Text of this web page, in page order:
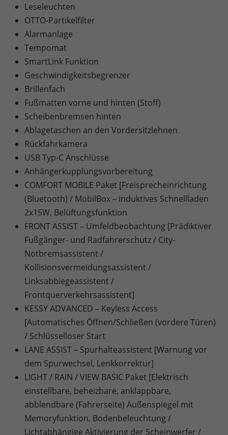
Leseleuchten
OTTO-Partikelfilter
Alarmanlage
Tempomat
SmartLink Funktion
Geschwindigkeitsbegrenzer
Brillenfach
Fußmatten vorne und hinten (Stoff)
Scheibenbremsen hinten
Ablagetaschen an den Vordersitzlehnen
Rückfahrkamera
USB Typ-C Anschlüsse
Anhängerkupplungsvorbereitung
COMFORT MOBILE Paket [Freisprecheinrichtung
(Bluetooth) / MobilBox – induktives Schnellladen
2x15W, Belüftungsfunktion
FRONT ASSIST – Umfeldbeobachtung [Prädiktiver
Fußgänger- und Radfahrerschutz / City-
Notbremsassistent /
Kollisionsvermeidungsassistent /
Linksabbiegeassistent /
Frontquerverkehrsassistent]
KESSY ADVANCED – Keyless Access
[Automatisches Öffnen/Schließen (vordere Türen)
/ Schlüsselloser Start
LANE ASSIST – Spurhalteassistent [Warnung vor
dem Spurwechsel, Lenkkorrektur]
LIGHT / RAIN / VIEW BASIC Paket [Elektrisch
einstellbare, beheizbare, anklappbare,
abblendbare (Fahrerseite) Außenspiegel mit
Memoryfunktion, Bodenbeleuchtung /
Lichtabhängige Aktivierung der Scheinwerfer /